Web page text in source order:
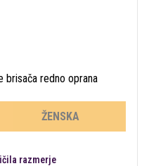
brisača redno oprana
ŽENSKA
razmerje